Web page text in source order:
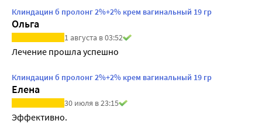
Клиндацин б пролонг 2%+2% крем вагинальный 19 гр
Ольга
1 августа в 03:52
Лечение прошла успешно
Клиндацин б пролонг 2%+2% крем вагинальный 19 гр
Елена
30 июля в 23:15
Эффективно.